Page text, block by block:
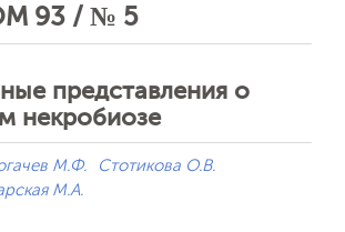
93 / № 5
представления о
некробиозе
М.Ф.
Стотикова О.В.
М.А.